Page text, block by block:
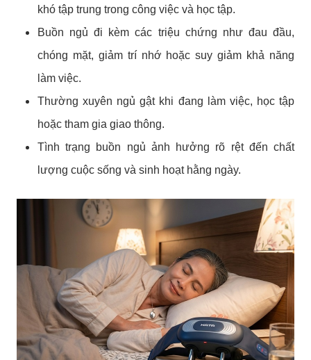
khó tập trung trong công việc và học tập.
Buồn ngủ đi kèm các triệu chứng như đau đầu,
chóng mặt, giảm trí nhớ hoặc suy giảm khả năng
làm việc.
Thường xuyên ngủ gật khi đang làm việc, học tập
hoặc tham gia giao thông.
Tình trạng buồn ngủ ảnh hưởng rõ rệt đến chất
lượng cuộc sống và sinh hoạt hằng ngày.